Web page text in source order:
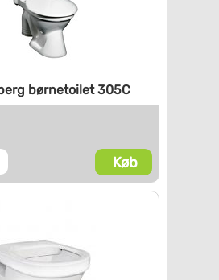
børnetoilet 305C
Køb